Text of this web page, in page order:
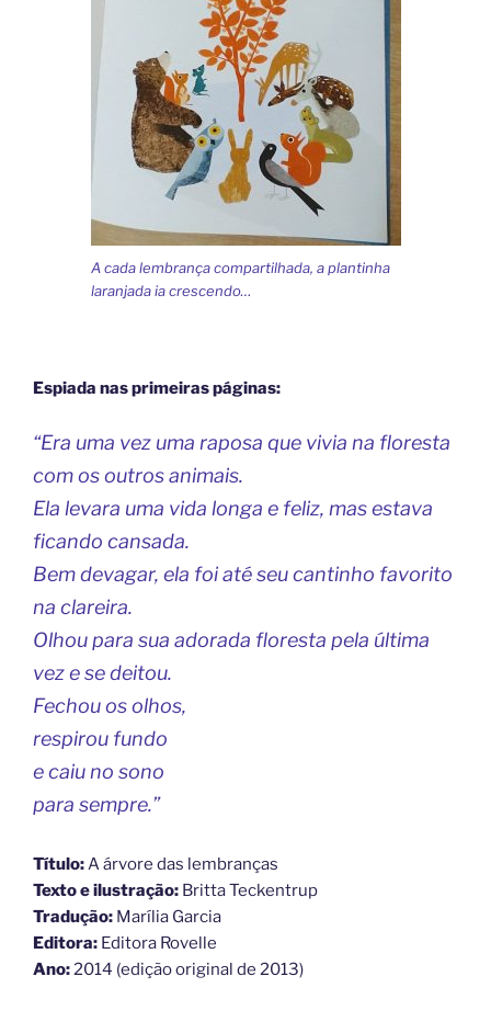
A cada lembrança compartilhada, a plantinha
laranjada ia crescendo…
Espiada nas primeiras páginas:
“Era uma vez uma raposa que vivia na floresta
com os outros animais.
Ela levara uma vida longa e feliz, mas estava
ficando cansada.
Bem devagar, ela foi até seu cantinho favorito
na clareira.
Olhou para sua adorada floresta pela última
vez e se deitou.
Fechou os olhos,
respirou fundo
e caiu no sono
para sempre.”
Título: A árvore das lembranças
Texto e ilustração: Britta Teckentrup
Tradução: Marília Garcia
Editora: Editora Rovelle
Ano: 2014 (edição original de 2013)